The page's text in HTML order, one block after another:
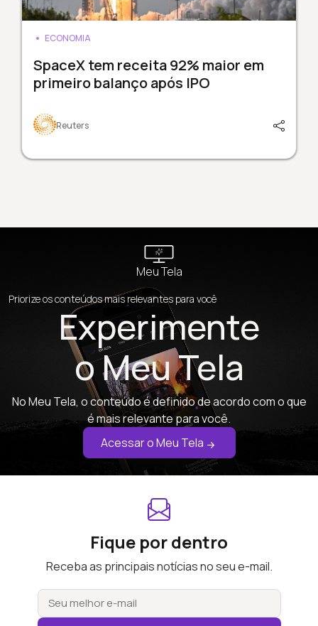
ECONOMIA
SpaceX tem receita 92% maior em
primeiro balanço após IPO
Reuters
Meu Tela
Priorize os conteúdos mais relevantes para você
Experimente
o Meu Tela
No Meu Tela, o conteúdo é definido de acordo com o que
é mais relevante para você.
Acessar o Meu Tela
Fique por dentro
Receba as principais notícias no seu e-mail.